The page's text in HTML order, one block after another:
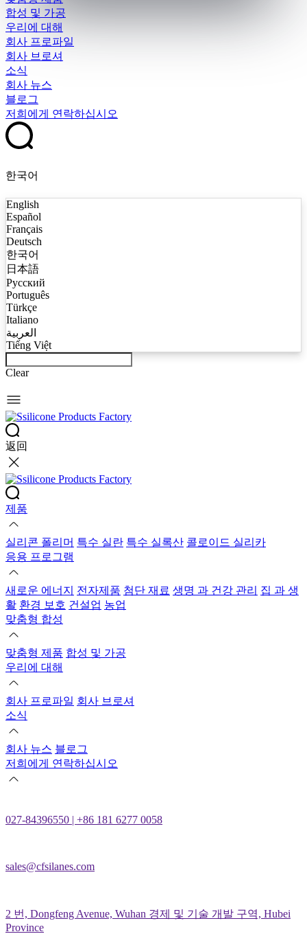
합성 및 가공
우리에 대해
회사 프로파일
회사 브로셔
소식
회사 뉴스
블로그
저희에게 연락하십시오
한국어
English
Español
Français
Deutsch
한국어
日本語
Русский
Português
Türkçe
Italiano
العربية
Tiếng Việt
Clear
返回
제품
실리콘 폴리머 특수 실란 특수 실록산 콜로이드 실리카
응용 프로그램
새로운 에너지 전자제품 첨단 재료 생명 과 건강 관리 집 과 생
활 환경 보호 건설업 농업
맞춤형 합성
맞춤형 제품 합성 및 가공
우리에 대해
회사 프로파일 회사 브로셔
소식
회사 뉴스 블로그
저희에게 연락하십시오
027-84396550 | +86 181 6277 0058
sales@cfsilanes.com
2 번, Dongfeng Avenue, Wuhan 경제 및 기술 개발 구역, Hubei
Province